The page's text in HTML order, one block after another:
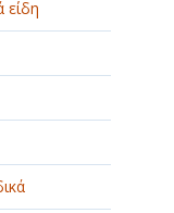
είδη